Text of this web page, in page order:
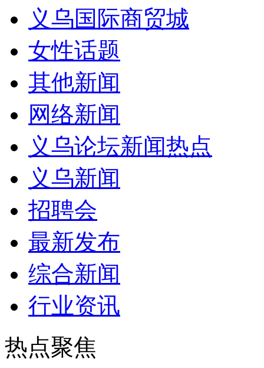
义乌国际商贸城
女性话题
其他新闻
网络新闻
义乌论坛新闻热点
义乌新闻
招聘会
最新发布
综合新闻
行业资讯
热点聚焦